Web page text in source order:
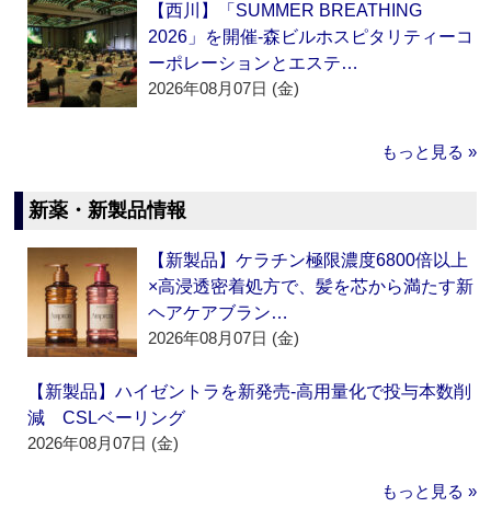
【西川】「SUMMER BREATHING
2026」を開催‐森ビルホスピタリティーコ
ーポレーションとエステ…
2026年08月07日 (金)
もっと見る »
新薬・新製品情報
【新製品】ケラチン極限濃度6800倍以上
×高浸透密着処方で、髪を芯から満たす新
ヘアケアブラン…
2026年08月07日 (金)
【新製品】ハイゼントラを新発売‐高用量化で投与本数削
減 CSLベーリング
2026年08月07日 (金)
もっと見る »